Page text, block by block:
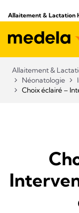
Allaitement & Lactation
Allaitement &
Néonatologie
Choix éclairé –